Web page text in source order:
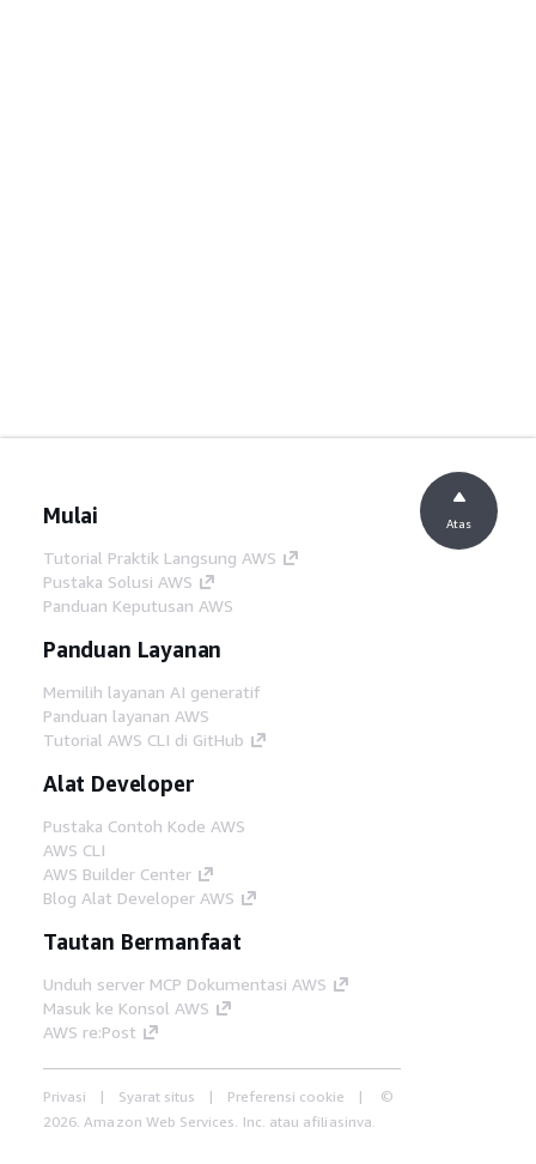
Mulai
Tutorial Praktik Langsung AWS
Pustaka Solusi AWS
Panduan Keputusan AWS
Panduan Layanan
Memilih layanan AI generatif
Panduan layanan AWS
Tutorial AWS CLI di GitHub
Alat Developer
Pustaka Contoh Kode AWS
AWS CLI
AWS Builder Center
Blog Alat Developer AWS
Tautan Bermanfaat
Unduh server MCP Dokumentasi AWS
Masuk ke Konsol AWS
AWS re:Post
Privasi Syarat situs Preferensi cookie
©
2026, Amazon Web Services, Inc. atau afiliasinya.
Atas